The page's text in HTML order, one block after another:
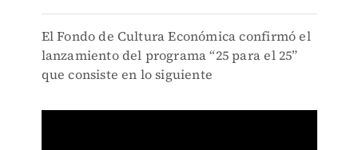
El Fondo de Cultura Económica confirmó el
lanzamiento del programa “25 para el 25”
que consiste en lo siguiente